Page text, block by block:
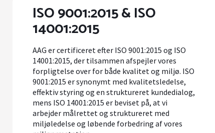
ISO 9001:2015 & ISO
14001:2015
AAG er certificeret efter ISO 9001:2015 og ISO
14001:2015, der tilsammen afspejler vores
forpligtelse over for både kvalitet og miljø. ISO
9001:2015 er synonymt med kvalitetsledelse,
effektiv styring og en struktureret kundedialog,
mens ISO 14001:2015 er beviset på, at vi
arbejder målrettet og struktureret med
miljøledelse og løbende forbedring af vores